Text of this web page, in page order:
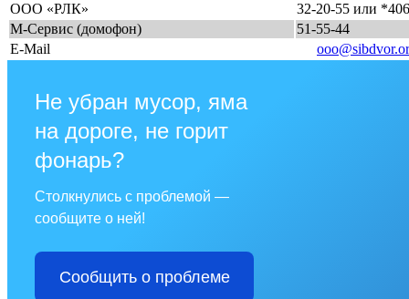
ООО «РЛК»
32-20-55 или *406
М-Сервис (домофон)
51-55-44
E-Mail
Не убран мусор, яма
на дороге, не горит
фонарь?
Столкнулись с проблемой —
сообщите о ней!
Сообщить о проблеме